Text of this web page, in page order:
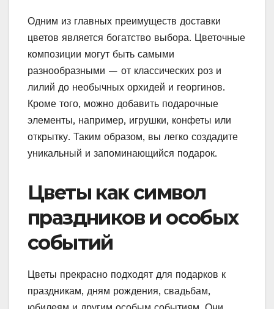
Одним из главных преимуществ доставки
цветов является богатство выбора. Цветочные
композиции могут быть самыми
разнообразными — от классических роз и
лилий до необычных орхидей и георгинов.
Кроме того, можно добавить подарочные
элементы, например, игрушки, конфеты или
открытку. Таким образом, вы легко создадите
уникальный и запоминающийся подарок.
Цветы как символ
праздников и особых
событий
Цветы прекрасно подходят для подарков к
праздникам, дням рождения, свадьбам,